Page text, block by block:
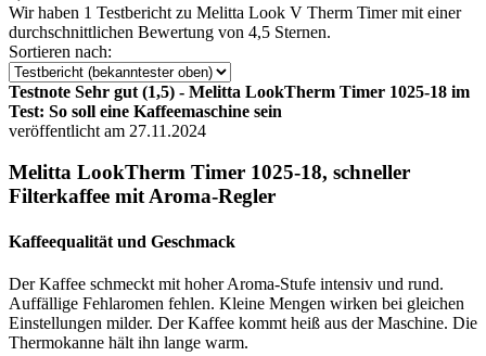
Wir haben 1 Testbericht zu Melitta Look V Therm Timer mit einer
durchschnittlichen Bewertung von 4,5 Sternen.
Sortieren nach:
Testnote Sehr gut (1,5) - Melitta LookTherm Timer 1025-18 im
Test: So soll eine Kaffeemaschine sein
veröffentlicht am 27.11.2024
Melitta LookTherm Timer 1025-18, schneller
Filterkaffee mit Aroma-Regler
Kaffeequalität und Geschmack
Der Kaffee schmeckt mit hoher Aroma-Stufe intensiv und rund.
Auffällige Fehlaromen fehlen. Kleine Mengen wirken bei gleichen
Einstellungen milder. Der Kaffee kommt heiß aus der Maschine. Die
Thermokanne hält ihn lange warm.